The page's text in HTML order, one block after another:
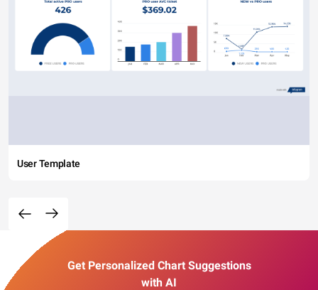
User Template
Get Personalized Chart Suggestions
with AI